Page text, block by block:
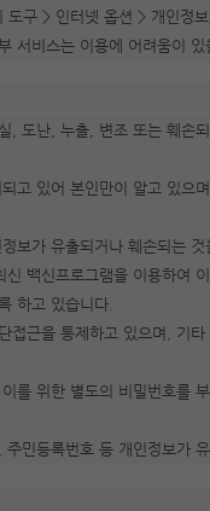
구 > 인터넷 옵션 > 개인정
서비스는 이용에 어려움이 있
, 도난, 누출, 변조 또는 훼
고 있어 본인만이 알고 있
보가 유출되거나 훼손되는
백신프로그램을 이용하
하고 있습니다.
접근을 통제하고 있으며, 기
를 위한 별도의 비밀번호를
민등록번호 등 개인정보가